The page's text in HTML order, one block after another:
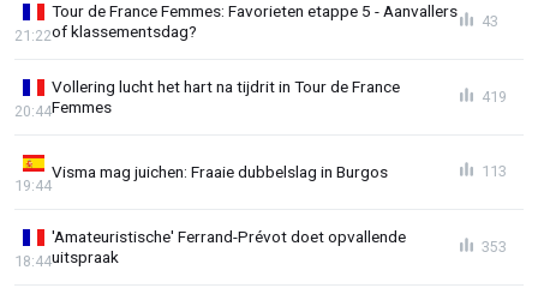
Tour de France Femmes: Favorieten etappe 5 - Aanvallers
of klassementsdag?
21:22
43
Vollering lucht het hart na tijdrit in Tour de France
Femmes
20:44
419
Visma mag juichen: Fraaie dubbelslag in Burgos
19:44
113
'Amateuristische' Ferrand-Prévot doet opvallende
uitspraak
18:44
353